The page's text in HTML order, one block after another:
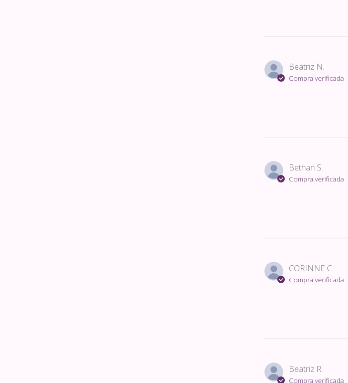
Beatriz N.
Compra verificada
Bethan S.
Compra verificada
CORINNE C.
Compra verificada
Beatriz R.
Compra verificada